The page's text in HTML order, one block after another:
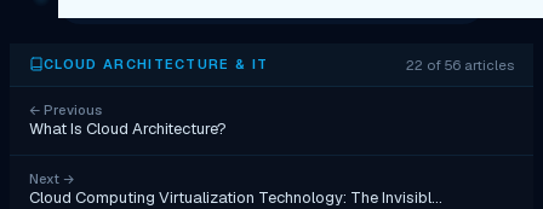
CLOUD ARCHITECTURE & IT 22 of 56 articles
← Previous
What Is Cloud Architecture?
Next →
Cloud Computing Virtualization Technology: The Invisibl…